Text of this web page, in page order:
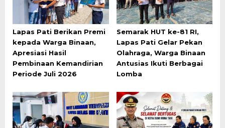
Lapas Pati Berikan Premi
kepada Warga Binaan,
Apresiasi Hasil
Pembinaan Kemandirian
Periode Juli 2026
Semarak HUT ke-81 RI,
Lapas Pati Gelar Pekan
Olahraga, Warga Binaan
Antusias Ikuti Berbagai
Lomba